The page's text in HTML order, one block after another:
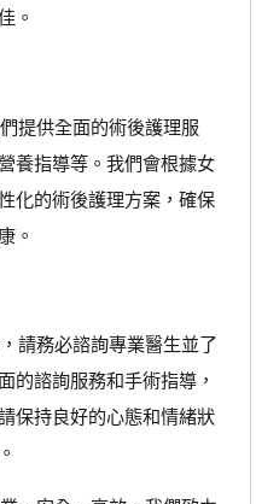
。
供全面的術後護理服
養指導等。我們會根據女
化的術後護理方案，確保
。
務必諮詢專業醫生並了
的諮詢服務和手術指導，
保持良好的心態和情緒狀